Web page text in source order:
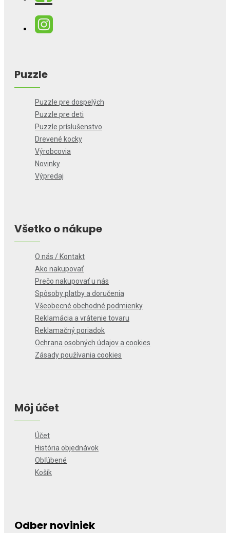
Puzzle
Puzzle pre dospelých
Puzzle pre deti
Puzzle príslušenstvo
Drevené kocky
Výrobcovia
Novinky
Výpredaj
Všetko o nákupe
O nás / Kontakt
Ako nakupovať
Prečo nakupovať u nás
Spôsoby platby a doručenia
Všeobecné obchodné podmienky
Reklamácia a vrátenie tovaru
Reklamačný poriadok
Ochrana osobných údajov a cookies
Zásady používania cookies
Môj účet
Účet
História objednávok
Obľúbené
Košík
Odber noviniek